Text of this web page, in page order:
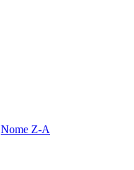
Nome Z-A